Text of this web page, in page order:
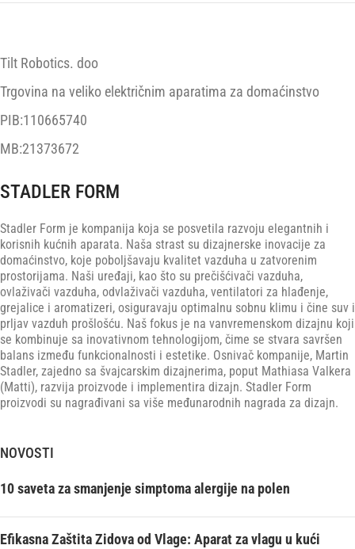
Tilt Robotics. doo
Trgovina na veliko električnim aparatima za domaćinstvo
PIB:110665740
MB:21373672
STADLER FORM
Stadler Form je kompanija koja se posvetila razvoju elegantnih i
korisnih kućnih aparata. Naša strast su dizajnerske inovacije za
domaćinstvo, koje poboljšavaju kvalitet vazduha u zatvorenim
prostorijama. Naši uređaji, kao što su prečišćivači vazduha,
ovlaživači vazduha, odvlaživači vazduha, ventilatori za hlađenje,
grejalice i aromatizeri, osiguravaju optimalnu sobnu klimu i čine suv i
prljav vazduh prošlošću. Naš fokus je na vanvremenskom dizajnu koji
se kombinuje sa inovativnom tehnologijom, čime se stvara savršen
balans između funkcionalnosti i estetike. Osnivač kompanije, Martin
Stadler, zajedno sa švajcarskim dizajnerima, poput Mathiasa Valkera
(Matti), razvija proizvode i implementira dizajn. Stadler Form
proizvodi su nagrađivani sa više međunarodnih nagrada za dizajn.
NOVOSTI
10 saveta za smanjenje simptoma alergije na polen
Efikasna Zaštita Zidova od Vlage: Aparat za vlagu u kući